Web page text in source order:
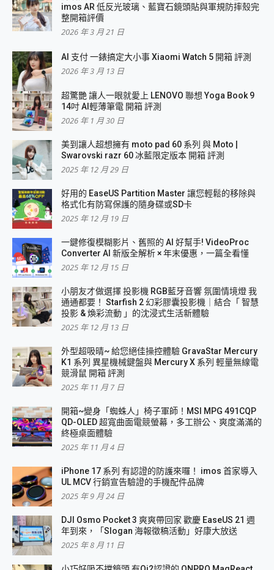
imos AR 低反光玻璃、藍寶石鏡頭貼與軍規防摔殼完
整開箱評價
2026 年 3 月 21 日
AI 支付 一錶搞定大小事 Xiaomi Watch 5 開箱 評測
2026 年 3 月 13 日
超驚艷 讓人一眼就愛上 LENOVO 聯想 Yoga Book 9
14吋 AI輕薄筆電 開箱 評測
2026 年 1 月 30 日
美到讓人超想擁有 moto pad 60 系列 與 Moto |
Swarovski razr 60 冰藍限定版本 開箱 評測
2025 年 12 月 29 日
好用的 EaseUS Partition Master 讓您輕鬆的移除與
格式化有防寫保護的隨身碟或SD卡
2025 年 12 月 19 日
一鍵修復模糊影片、舊照的 AI 好幫手! VideoProc
Converter AI 新版全解析 × 年末優惠，一篇全看懂
2025 年 12 月 15 日
小朋友才做選擇 投影機 RGB藍牙音響 氛圍情境燈 我
通通都要！ Starfish 2 幻彩膠囊投影機｜結合「 智慧
投影 & 煥彩流動 」的沈浸式生活新體驗
2025 年 12 月 13 日
外型超吸晴~ 給您絕佳操控體驗 GravaStar Mercury
K1 系列 異星機械鍵盤與 Mercury X 系列 輕量無線電
競滑鼠 開箱 評測
2025 年 11 月 7 日
開箱~變身「蜘蛛人」椅子軍師！MSI MPG 491CQP
QD-OLED 超寬曲面電競螢幕，多工辦公、爽度滿滿的
終極桌面體驗
2025 年 11 月 4 日
iPhone 17 系列 有認證的防護來囉！ imos 首家導入
UL MCV 行銷宣告驗證的手機配件品牌
2025 年 9 月 24 日
DJI Osmo Pocket 3 爽爽帶回家 歡慶 EaseUS 21 週
年到來，「Slogan 海報徵稿活動」好康大放送
2025 年 8 月 11 日